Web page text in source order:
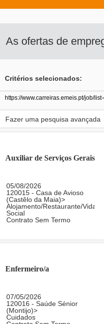
As ofertas de
Critérios selecionados:
https://www.carreiras.emeis.pt/job/
Auxiliar de Serviços Gerais
05/08/2026
120015 - Casa de Avioso
(Castêlo da Maia)>
Alojamento/Restaurante/Vida
Social
Contrato Sem Termo
Enfermeiro/a
07/05/2026
120016 - Saúde Sénior
(Montijo)>
Cuidados
Fazer uma pesquisa avançada